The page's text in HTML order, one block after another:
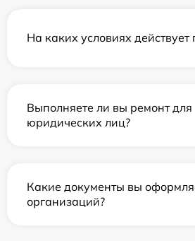
На каких условиях действует
Выполняете ли вы ремонт для
юридических лиц?
Какие документы вы
организаций?